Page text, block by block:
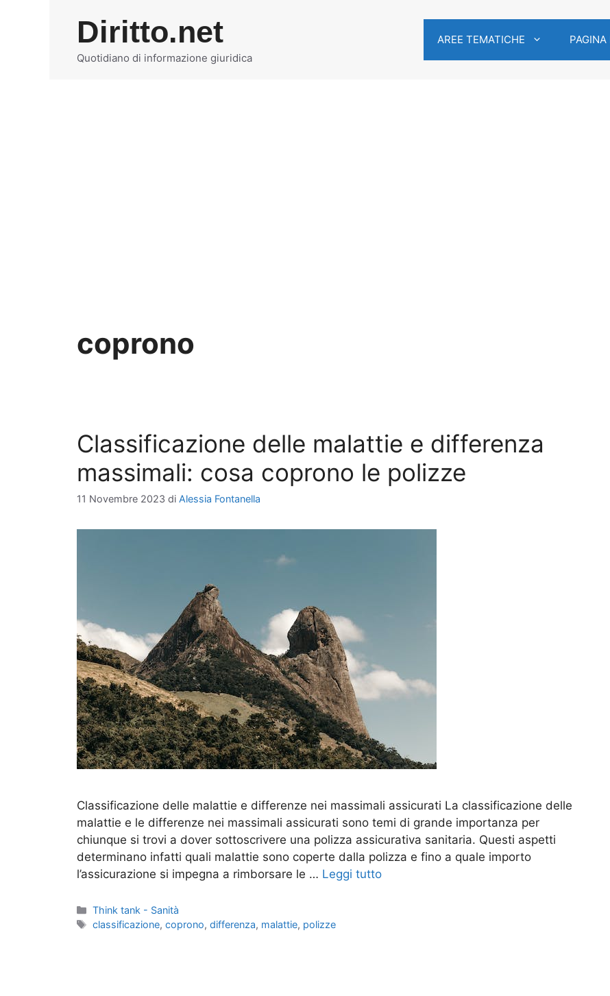
Diritto.net
Quotidiano di informazione giuridica
AREE TEMATICHE PAGINA
coprono
Classificazione delle malattie e differenza
massimali: cosa coprono le polizze
11 Novembre 2023 di Alessia Fontanella
Classificazione delle malattie e differenze nei massimali assicurati La classificazione delle
malattie e le differenze nei massimali assicurati sono temi di grande importanza per
chiunque si trovi a dover sottoscrivere una polizza assicurativa sanitaria. Questi aspetti
determinano infatti quali malattie sono coperte dalla polizza e fino a quale importo
l’assicurazione si impegna a rimborsare le … Leggi tutto
Categorie
Think tank - Sanità
Tag
classificazione,coprono,differenza, malattie, polizze